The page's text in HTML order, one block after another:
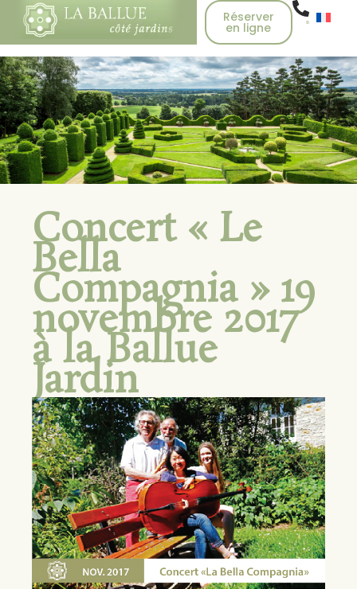
Réserver
en ligne
Concert « Le
Bella
Compagnia » 19
novembre 2017
à la Ballue
Jardin